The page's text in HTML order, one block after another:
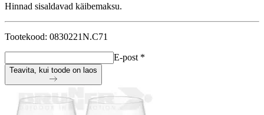
Hinnad sisaldavad käibemaksu.
Tootekood: 0830221N.C71
E-post *
Teavita, kui toode on laos